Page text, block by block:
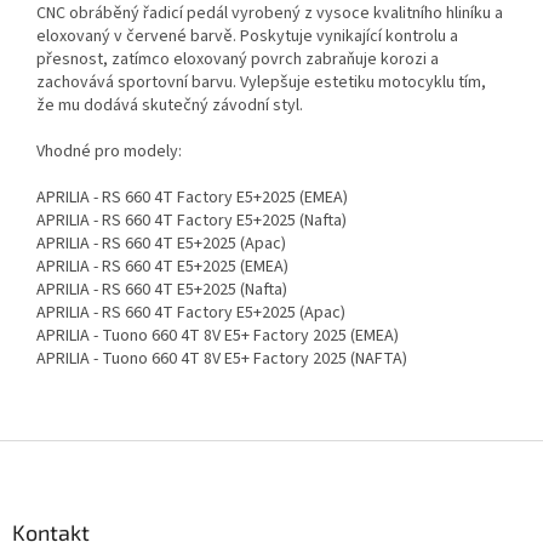
CNC obráběný řadicí pedál vyrobený z vysoce kvalitního hliníku a
eloxovaný v červené barvě. Poskytuje vynikající kontrolu a
přesnost, zatímco eloxovaný povrch zabraňuje korozi a
zachovává sportovní barvu. Vylepšuje estetiku motocyklu tím,
že mu dodává skutečný závodní styl.
Vhodné pro modely:
APRILIA - RS 660 4T Factory E5+2025 (EMEA)
APRILIA - RS 660 4T Factory E5+2025 (Nafta)
APRILIA - RS 660 4T E5+2025 (Apac)
APRILIA - RS 660 4T E5+2025 (EMEA)
APRILIA - RS 660 4T E5+2025 (Nafta)
APRILIA - RS 660 4T Factory E5+2025 (Apac)
APRILIA - Tuono 660 4T 8V E5+ Factory 2025 (EMEA)
APRILIA - Tuono 660 4T 8V E5+ Factory 2025 (NAFTA)
Kontakt